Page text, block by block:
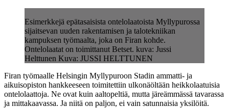
Esimerkkejä epätasaisista ontelolaatoista Myllypurossa
sijaitsevan uuden rakentamisen ja talotekniikan
kampuksen työmaalta, joka on Firan kohde.
Ontelolaatat on toimittanut Betset. kuva: Jussi
Helttunen Kuva: JUSSI HELTTUNEN
Firan työmaalle Helsingin Myllypuroon Stadin ammatti- ja
aikuisopiston hankkeeseen toimitettiin ulkonäöltään heikkolaatuisia
ontelolaattoja. Ne ovat kuin aaltopeltiä, mutta järeämmässä tavarassa
ja mittakaavassa. Ja niitä on paljon, ei vain satunnaisia yksilöitä.